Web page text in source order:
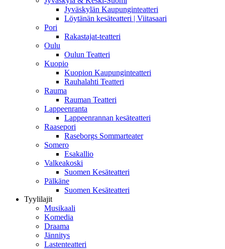
Jyväskylän Kaupunginteatteri
Löytänän kesäteatteri | Viitasaari
Pori
Rakastajat-teatteri
Oulu
Oulun Teatteri
Kuopio
Kuopion Kaupunginteatteri
Rauhalahti Teatteri
Rauma
Rauman Teatteri
Lappeenranta
Lappeenrannan kesäteatteri
Raasepori
Raseborgs Sommarteater
Somero
Esakallio
Valkeakoski
Suomen Kesäteatteri
Pälkäne
Suomen Kesäteatteri
Tyylilajit
Musikaali
Komedia
Draama
Jännitys
Lastenteatteri